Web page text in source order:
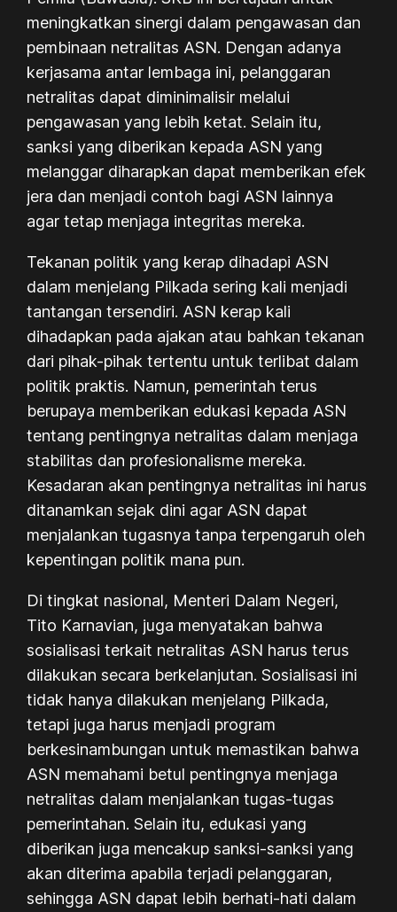
meningkatkan sinergi dalam pengawasan dan
pembinaan netralitas ASN. Dengan adanya
kerjasama antar lembaga ini, pelanggaran
netralitas dapat diminimalisir melalui
pengawasan yang lebih ketat. Selain itu,
sanksi yang diberikan kepada ASN yang
melanggar diharapkan dapat memberikan efek
jera dan menjadi contoh bagi ASN lainnya
agar tetap menjaga integritas mereka.
Tekanan politik yang kerap dihadapi ASN
dalam menjelang Pilkada sering kali menjadi
tantangan tersendiri. ASN kerap kali
dihadapkan pada ajakan atau bahkan tekanan
dari pihak-pihak tertentu untuk terlibat dalam
politik praktis. Namun, pemerintah terus
berupaya memberikan edukasi kepada ASN
tentang pentingnya netralitas dalam menjaga
stabilitas dan profesionalisme mereka.
Kesadaran akan pentingnya netralitas ini harus
ditanamkan sejak dini agar ASN dapat
menjalankan tugasnya tanpa terpengaruh oleh
kepentingan politik mana pun.
Di tingkat nasional, Menteri Dalam Negeri,
Tito Karnavian, juga menyatakan bahwa
sosialisasi terkait netralitas ASN harus terus
dilakukan secara berkelanjutan. Sosialisasi ini
tidak hanya dilakukan menjelang Pilkada,
tetapi juga harus menjadi program
berkesinambungan untuk memastikan bahwa
ASN memahami betul pentingnya menjaga
netralitas dalam menjalankan tugas-tugas
pemerintahan. Selain itu, edukasi yang
diberikan juga mencakup sanksi-sanksi yang
akan diterima apabila terjadi pelanggaran,
sehingga ASN dapat lebih berhati-hati dalam